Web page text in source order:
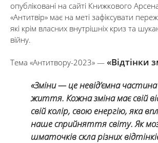
опубліковані на сайті Книжкового
«Антитвір» має на меті зафіксувати
які крім власних внутрішніх криз та
війну.
Тема «Антитвору-2023» — «Відтінки
«Зміни — це невід’ємна
життя. Кожна зміна має свій
свій колір, свою енергію, яка
наше сприйняття світу. Як
шматочків скла різних